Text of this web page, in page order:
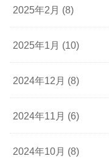
2025年2月 (8)
2025年1月 (10)
2024年12月 (8)
2024年11月 (6)
2024年10月 (8)